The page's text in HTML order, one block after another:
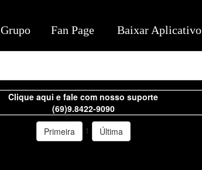
Clique aqui e fale com nosso suporte
(69)9.8422-9090
Primeira
1 Última
Grupo Fan Page Baixar Aplicativo